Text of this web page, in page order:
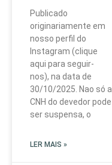
Publicado
originariamente em
nosso perfil do
Instagram (clique
aqui para seguir-
nos), na data de
30/10/2025. Nao só a
CNH do devedor pode
ser suspensa, o
LER MAIS »